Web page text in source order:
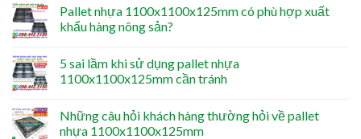
Pallet nhựa 1100x1100x125mm có phù hợp xuất
khẩu hàng nông sản?
5 sai lầm khi sử dụng pallet nhựa
1100x1100x125mm cần tránh
Những câu hỏi khách hàng thường hỏi về pallet
nhựa 1100x1100x125mm